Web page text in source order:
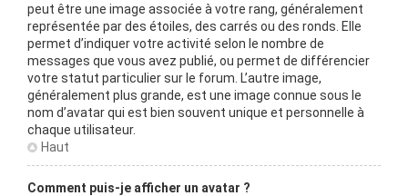
peut être une image associée à votre rang, généralement
représentée par des étoiles, des carrés ou des ronds. Elle
permet d’indiquer votre activité selon le nombre de
messages que vous avez publié, ou permet de différencier
votre statut particulier sur le forum. L’autre image,
généralement plus grande, est une image connue sous le
nom d’avatar qui est bien souvent unique et personnelle à
chaque utilisateur.
Haut
Comment puis-je afficher un avatar ?